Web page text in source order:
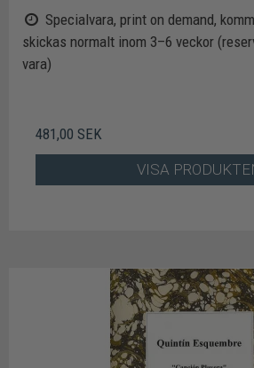
Specialvara, print on demand,
skickas normalt inom 3–6 veckor
vara)
481,00 SEK
VISA